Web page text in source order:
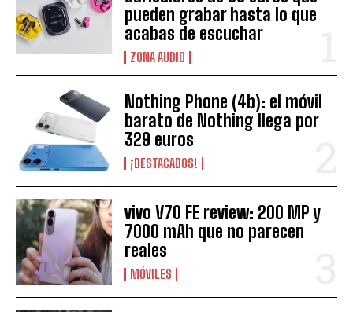
pueden grabar hasta lo que
acabas de escuchar
ZONA AUDIO
Nothing Phone (4b): el móvil
barato de Nothing llega por
329 euros
¡DESTACADOS!
vivo V70 FE review: 200 MP y
7000 mAh que no parecen
reales
MÓVILES